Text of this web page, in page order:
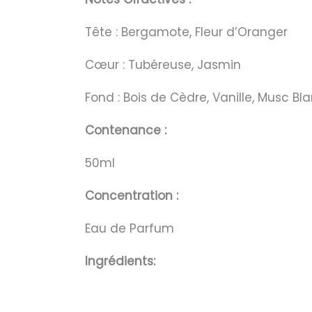
Tête : Bergamote, Fleur d’Oranger
Cœur : Tubéreuse, Jasmin
Fond : Bois de Cèdre, Vanille, Musc
Contenance :
50ml
Concentration :
Eau de Parfum
Ingrédients: